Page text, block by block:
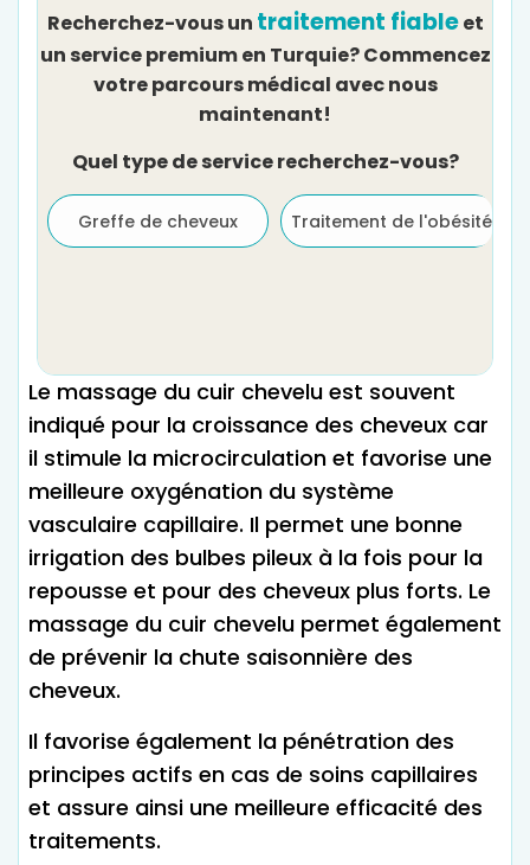
Recherchez-vous un traitement fiableet
un service premium en Turquie? Commencez
votre parcours médical avec nous
maintenant!
Quel type de service recherchez-vous?
Greffe de cheveux Traitement de l'obésité
Le massage du cuir chevelu est souvent
indiqué pour la croissance des cheveux car
il stimule la microcirculation et favorise une
meilleure oxygénation du système
vasculaire capillaire. Il permet une bonne
irrigation des bulbes pileux à la fois pour la
repousse et pour des cheveux plus forts. Le
massage du cuir chevelu permet également
de prévenir la chute saisonnière des
cheveux.
Il favorise également la pénétration des
principes actifs en cas de soins capillaires
et assure ainsi une meilleure efficacité des
traitements.